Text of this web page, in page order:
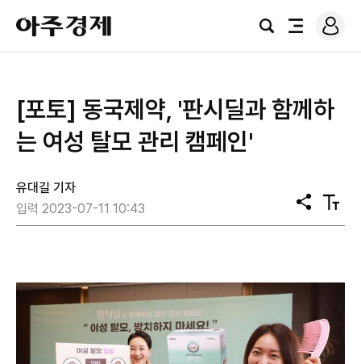
아
주
경
검
전
로
그
[포토] 동국제약, '판시딜과 함께하
는 여성 탈모 관리 캠페인'
유대길 기자
입력 2023-07-11 10:43
공
유
텍
스